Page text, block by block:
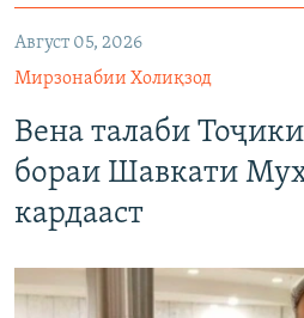
Август 05, 2026
Мирзонабии Холиқзод
Вена талаби
бораи Шавкати
кардааст